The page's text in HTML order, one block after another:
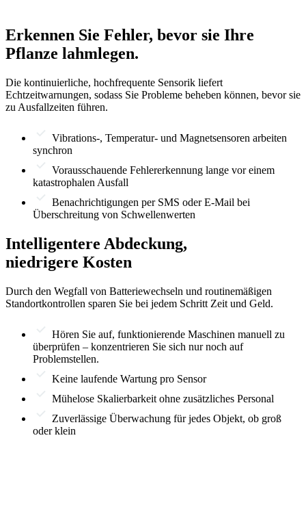
Erkennen Sie Fehler, bevor sie Ihre
Pflanze lahmlegen.
Die kontinuierliche, hochfrequente Sensorik liefert
Echtzeitwarnungen, sodass Sie Probleme beheben können, bevor sie
zu Ausfallzeiten führen.
Vibrations-, Temperatur- und Magnetsensoren arbeiten
synchron
Vorausschauende Fehlererkennung lange vor einem
katastrophalen Ausfall
Benachrichtigungen per SMS oder E-Mail bei
Überschreitung von Schwellenwerten
Intelligentere Abdeckung,
niedrigere Kosten
Durch den Wegfall von Batteriewechseln und routinemäßigen
Standortkontrollen sparen Sie bei jedem Schritt Zeit und Geld.
Hören Sie auf, funktionierende Maschinen manuell zu
überprüfen – konzentrieren Sie sich nur noch auf
Problemstellen.
Keine laufende Wartung pro Sensor
Mühelose Skalierbarkeit ohne zusätzliches Personal
Zuverlässige Überwachung für jedes Objekt, ob groß
oder klein